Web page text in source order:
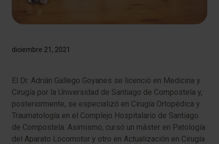
diciembre 21, 2021
El Dr. Adrián Gallego Goyanes se licenció en Medicina y
Cirugía por la Universidad de Santiago de Compostela y,
posteriormente, se especializó en Cirugía Ortopédica y
Traumatología en el Complejo Hospitalario de Santiago
de Compostela. Asimismo, cursó un máster en Patología
del Aparato Locomotor y otro en Actualización en Cirugía